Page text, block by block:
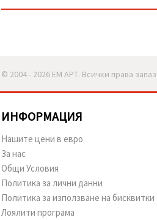
© 2004 - 2026 ЕМ АРТ. Всички права
ИНФОРМАЦИЯ
Нашите цени в евро
За нас
Общи Условия
Политика за лични данни
Политика за използване на бисквитки
Лоялити програма